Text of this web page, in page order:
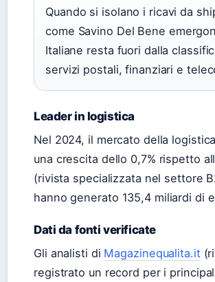
Quando si isolano i ricavi da
come Savino Del Bene
Italiane resta fuori dalla
servizi postali, finanziari e
Leader in logistica
Nel 2024, il mercato della
una crescita dello 0,7% rispetto
(rivista specializzata nel settore
hanno generato 135,4 miliardi di
Dati da fonti verificate
Gli analisti di Magazinequalita.it
registrato un record per i